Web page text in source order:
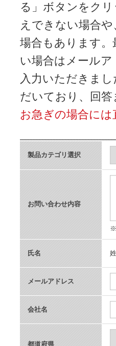
る」ボタンをク
えできない場合
場合もあります
い場合はメール
入力いただきま
だいており、回
お急ぎの場合に
製品カテゴリ選択
お問い合わせ内容
※
氏名 姓
メールアドレス
会社名
都道府県